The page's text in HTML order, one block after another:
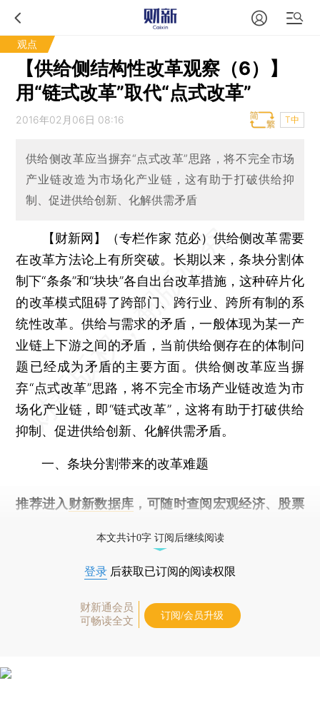
观点
【供给侧结构性改革观察（6）】
用“链式改革”取代“点式改革”
2016年02月06日 08:16 T中
供给侧改革应当摒弃“点式改革”思路，将不完全市场
产业链改造为市场化产业链，这有助于打破供给抑
制、促进供给创新、化解供需矛盾
【财新网】（专栏作家 范必）供给侧改革需要
在改革方法论上有所突破。长期以来，条块分割体
制下“条条”和“块块”各自出台改革措施，这种碎片化
的改革模式阻碍了跨部门、跨行业、跨所有制的系
统性改革。供给与需求的矛盾，一般体现为某一产
业链上下游之间的矛盾，当前供给侧存在的体制问
题已经成为矛盾的主要方面。供给侧改革应当摒
弃“点式改革”思路，将不完全市场产业链改造为市
场化产业链，即“链式改革”，这将有助于打破供给
抑制、促进供给创新、化解供需矛盾。
一、条块分割带来的改革难题
推荐进入 财新数据库 ，可随时查阅宏观经济、股票
本文共计0字 订阅后继续阅读
登录 后获取已订阅的阅读权限
财新通会员
可畅读全文
订阅/会员升级